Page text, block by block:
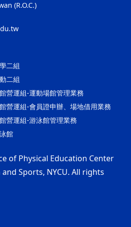
(R.O.C.)
二組
二組
運組-運動場館管理業務
運組-會員證申辦、場地借用業務
運組-游泳館管理業務
館
of Physical Education Center
Sports, NYCU. All rights